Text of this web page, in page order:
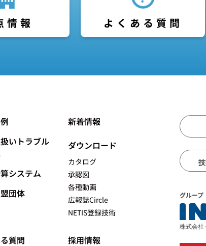
情報 よくある質問
いトラブル
システム
団体
新着情報
ダウンロード
カタログ
承認図
各種動画
広報誌Circle
NETIS登録技術
質問 採用情報
グループ
株式会社